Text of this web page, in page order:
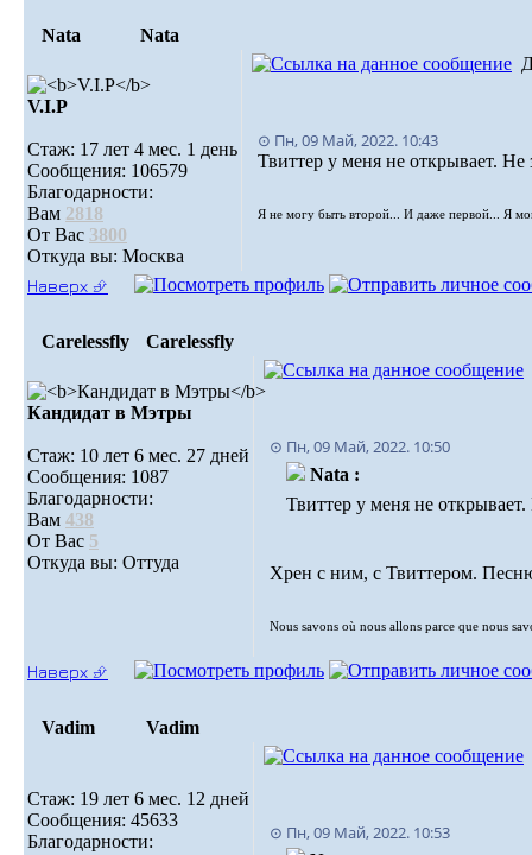
Nata Nata
V.I.Р
Стаж: 17 лет 4 мес. 1 день
Сообщения: 106579
Благодарности:
Вам 2818
От Вас 3800
Откуда вы: Москва
⊙ Пн, 09 Май, 2022. 10:43
Твиттер у меня не открывает.
Я не могу быть второй... И даже первой... Я
Наверх ⮵
Carelessfly Carelessfly
Кандидат в Мэтры
Стаж: 10 лет 6 мес. 27 дней
Сообщения: 1087
Благодарности:
Вам 438
От Вас 5
Откуда вы: Оттуда
⊙ Пн, 09 Май, 2022. 10:50
Nata :
Твиттер у меня не
Xрен с ним, с Твиттером.
Nous savons où nous allons parce que nous
Наверх ⮵
Vadim Vadim
Стаж: 19 лет 6 мес. 12 дней
Сообщения: 45633
Благодарности:
⊙ Пн, 09 Май, 2022. 10:53